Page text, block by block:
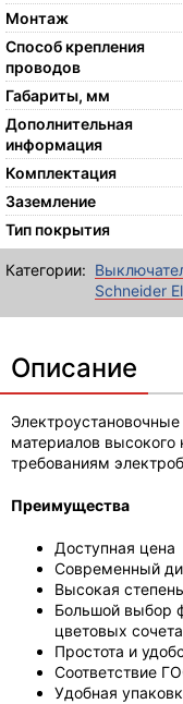
Монтаж
Способ крепления
проводов
Габариты, мм
Дополнительная
информация
Комплектация
Заземление
Тип покрытия
Категории:
Schneider
Описание
материалов высокого
требованиям
Преимущества
Доступная цена
Современный
Высокая
Большой выбор
цветовых
Простота и
Соответствие
Удобная